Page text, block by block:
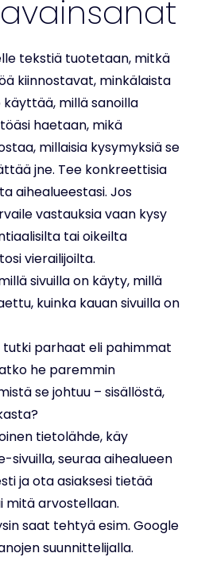
tekstiä tuotetaan, mitkä
kiinnostavat, minkälaista
millä sanoilla
haetaan, mikä
millaisia kysymyksiä se
jne. Tee konkreettisia
aihealueestasi. Jos
vastauksia vaan kysy
tai oikeilta
vierailijoilta.
sivuilla on käyty, millä
kuinka kauan sivuilla on
tutki parhaat eli pahimmat
he paremmin
se johtuu – sisällöstä,
tietolähde, käy
sivuilla, seuraa aihealueen
ja ota asiaksesi tietää
mitä arvostellaan.
saat tehtyä esim. Google
suunnittelijalla.